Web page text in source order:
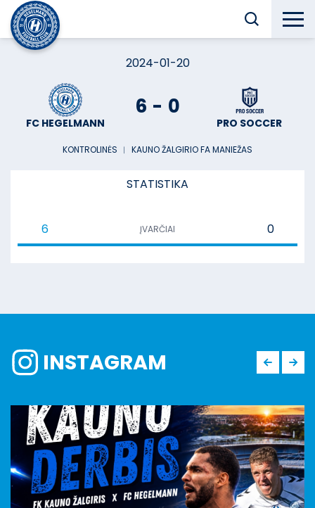
2024-01-20
FC HEGELMANN
6 - 0
PRO SOCCER
KONTROLINĖS ︱ KAUNO ŽALGIRIO FA MANIEŽAS
STATISTIKA
6 ĮVARČIAI 0
INSTAGRAM